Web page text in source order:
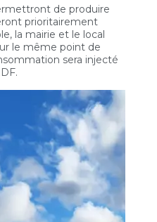
de produire
prioritairement
la mairie et le local
le même point de
sera injecté